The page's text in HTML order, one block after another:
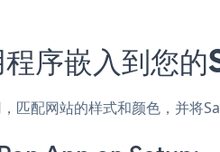
序嵌入到您
匹配网站的样式和颜色，并将